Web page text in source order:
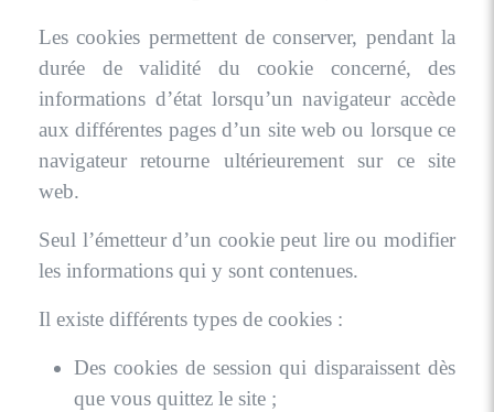
Les cookies permettent de conserver, pendant la
durée de validité du cookie concerné, des
informations d’état lorsqu’un navigateur accède
aux différentes pages d’un site web ou lorsque ce
navigateur retourne ultérieurement sur ce site
web.
Seul l’émetteur d’un cookie peut lire ou modifier
les informations qui y sont contenues.
Il existe différents types de cookies :
Des cookies de session qui disparaissent dès
que vous quittez le site ;